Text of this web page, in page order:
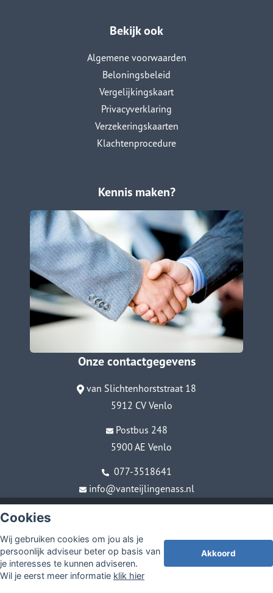
Cookies
Wij gebruiken cookies om jou als je
persoonlijk adviseur beter op basis van
je interesses te kunnen adviseren.
Wil je eerst meer informatie klik hier
Akkoord
Bekijk ook
Algemene voorwaarden
Beloningsbeleid
Vergelijkingskaart
Privacyverklaring
Verzekeringskaarten
Klachtenprocedure
Kennis maken?
Onze contactgegevens
van Slichtenhorststraat 18
5912 CV Venlo
Postbus 248
5900 AE Venlo
077-3518641
info@vanteijlingenass.nl
Sitemap
Disclaimer